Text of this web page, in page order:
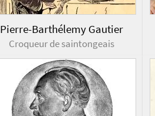
Pierre-Barthélemy Gautier
Croqueur de saintongeais